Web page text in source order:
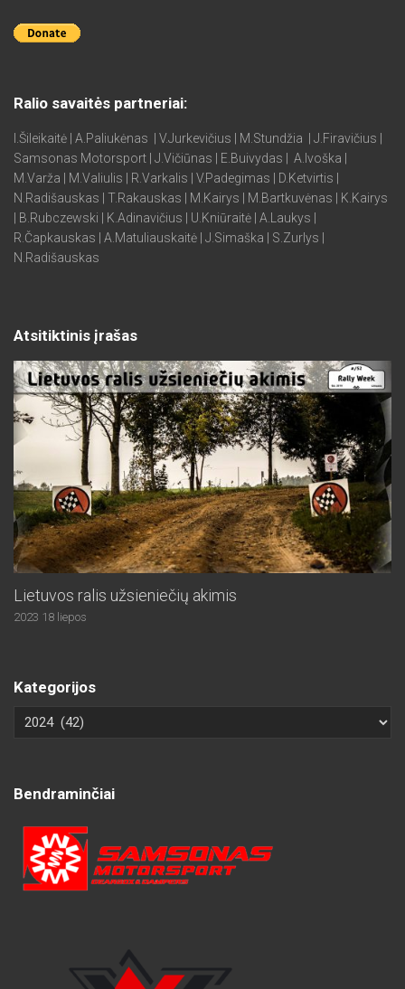
Ralio savaitės partneriai:
I.Šileikaitė | A.Paliukėnas | V.Jurkevičius | M.Stundžia | J.Firavičius |
Samsonas Motorsport | J.Vičiūnas | E.Buivydas | A.Ivoška |
M.Varža | M.Valiulis | R.Varkalis | V.Padegimas | D.Ketvirtis |
N.Radišauskas | T.Rakauskas | M.Kairys | M.Bartkuvėnas | K.Kairys
| B.Rubczewski | K.Adinavičius | U.Kniūraitė | A.Laukys |
R.Čapkauskas | A.Matuliauskaitė | J.Simaška | S.Zurlys |
N.Radišauskas
Atsitiktinis įrašas
Lietuvos ralis užsieniečių akimis
2023 18 liepos
Kategorijos
Bendraminčiai